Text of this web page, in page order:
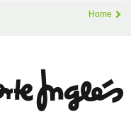
Home